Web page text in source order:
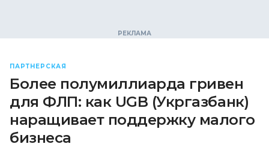
ПАРТНЕРСКАЯ
Более полумиллиарда гривен
для ФЛП: как UGB (Укргазбанк)
наращивает поддержку малого
бизнеса